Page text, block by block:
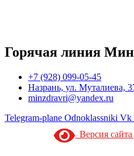
Горячая линия
+7 (928) 099-05-45
Назрань, ул. Муталиева,
minzdravri@yandex.ru
Telegram-plane Odnoklassniki Vk
Версия